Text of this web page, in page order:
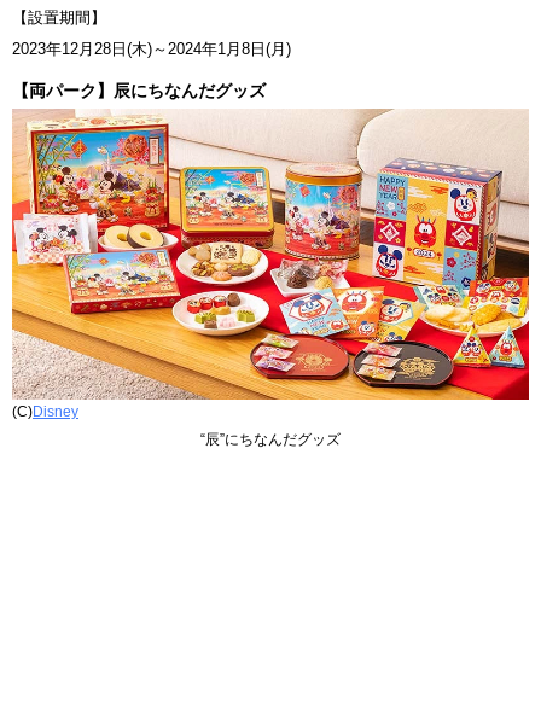
【設置期間】
2023年12月28日(木)～2024年1月8日(月)
【両パーク】辰にちなんだグッズ
(C)Disney
“辰”にちなんだグッズ